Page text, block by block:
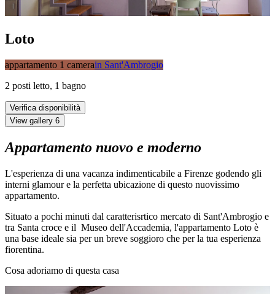
Loto
appartamento 1 camerain Sant'Ambrogio
2 posti letto, 1 bagno
Verifica disponibilità
View gallery 6
Appartamento nuovo e moderno
L'esperienza di una vacanza indimenticabile a Firenze godendo gli
interni glamour e la perfetta ubicazione di questo nuovissimo
appartamento.
Situato a pochi minuti dal caratterisrtico mercato di Sant'Ambrogio e
tra Santa croce e il Museo dell'Accademia, l'appartamento Loto è
una base ideale sia per un breve soggioro che per la tua esperienza
fiorentina.
Cosa adoriamo di questa casa